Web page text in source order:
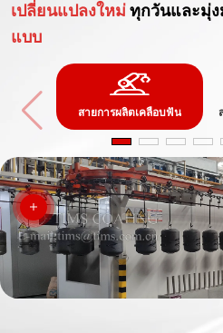
เปลี่ยนแปลงใหม่ ทุกวันและมุ่ง
แบบ
สายการผลิตเคลือบฟัน